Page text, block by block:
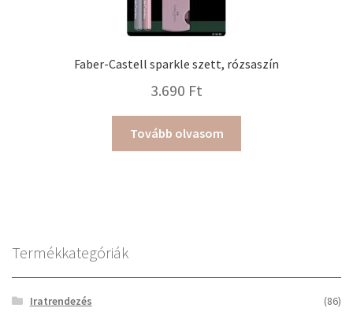
Faber-Castell sparkle szett, rózsaszín
3.690 Ft
Tovább olvasom
Termékkategóriák
Iratrendezés
(86)